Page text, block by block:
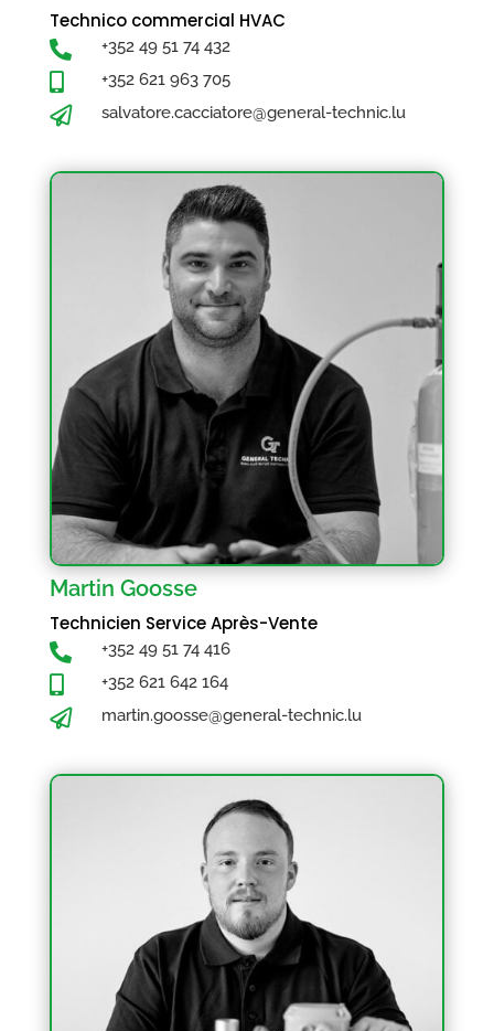
Technico commercial HVAC

+352 49 51 74 432
 +352 621 963 705
 salvatore.cacciatore@general-technic.lu
Martin Goosse
Technicien Service Après-Vente

+352 49 51 74 416
 +352 621 642 164
 martin.goosse@general-technic.lu